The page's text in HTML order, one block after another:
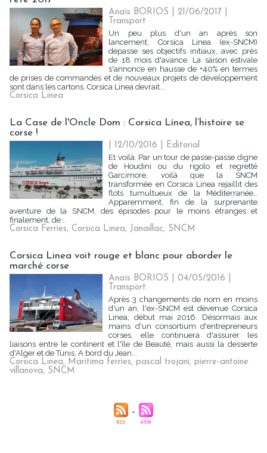
Anaïs BORIOS | 21/06/2017
Transport
Un peu plus d'un an après son
lancement, Corsica Linea (ex-SNCM)
dépasse ses objectifs initiaux, avec près
de 18 mois d'avance. La saison estivale
s'annonce en hausse de +40% en termes
de prises de commandes et de nouveaux projets de développement
sont dans les cartons. Corsica Linea devrait...
Corsica Linea
La Case de l'Oncle Dom : Corsica Línea, l’histoire se
corse !
| 12/10/2016
Editorial
Et voilà. Par un tour de passe-passe digne
de Houdini ou du rigolo et regretté
Garcimore, voilà que la SNCM
transformée en Corsica Linea rejaillit des
flots tumultueux de la Méditerranée…
Apparemment, fin de la surprenante
aventure de la SNCM, des épisodes pour le moins étranges et
finalement, de...
Corsica Ferries, Corsica Linea, Janaillac, SNCM
Corsica Linea voit rouge et blanc pour aborder le
marché corse
Anaïs BORIOS | 04/05/2016
Transport
Après 3 changements de nom en moins
d'un an, l'ex-SNCM est devenue Corsica
Linea, début mai 2016. Désormais aux
mains d'un consortium d'entrepreneurs
corses, elle continuera d'assurer les
liaisons entre le continent et l'île de Beauté, mais aussi la desserte
d'Alger et de Tunis. A bord du Jean...
Corsica Linea, Maritima ferries, pascal trojani, pierre-antoine
villanova, SNCM